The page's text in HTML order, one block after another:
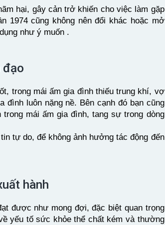
hại, gây cản trở khiến cho việc làm gặp
1974 cũng không nên đổi khác hoặc mở
như ý muốn .
đạo
trong mái ấm gia đình thiếu trung khí, vợ
đình luôn nặng nề. Bên cạnh đó bạn cũng
mái ấm gia đình, tang sự trong dòng
tự do, để không ảnh hưởng tác động đến
hành
được như mong đợi, đặc biệt quan trọng
yếu tố sức khỏe thể chất kém và thường